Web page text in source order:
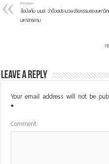
Previous
ข้อบังคับ มมส ว่าด้วยประมวลจริยธรรมของมหาวิ
มหาสารคาม
ก
Leave a Reply
Your email address will not be
*
Comment